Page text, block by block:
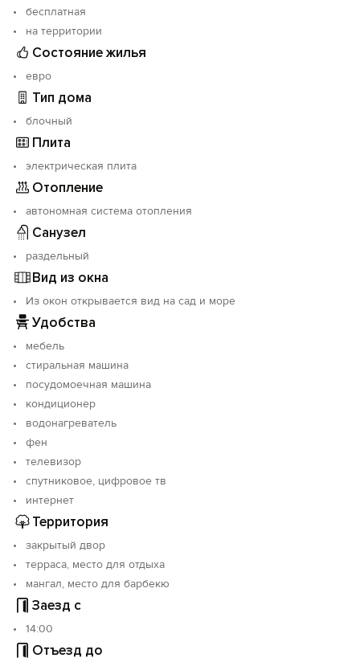
бесплатная
на территории
Состояние жилья
евро
Тип дома
блочный
Плита
электрическая плита
Отопление
автономная система отопления
Санузел
раздельный
Вид из окна
Из окон открывается вид на сад и море
Удобства
мебель
стиральная машина
посудомоечная машина
кондиционер
водонагреватель
фен
телевизор
спутниковое, цифровое тв
интернет
Территория
закрытый двор
терраса, место для отдыха
мангал, место для барбекю
Заезд с
14:00
Отъезд до